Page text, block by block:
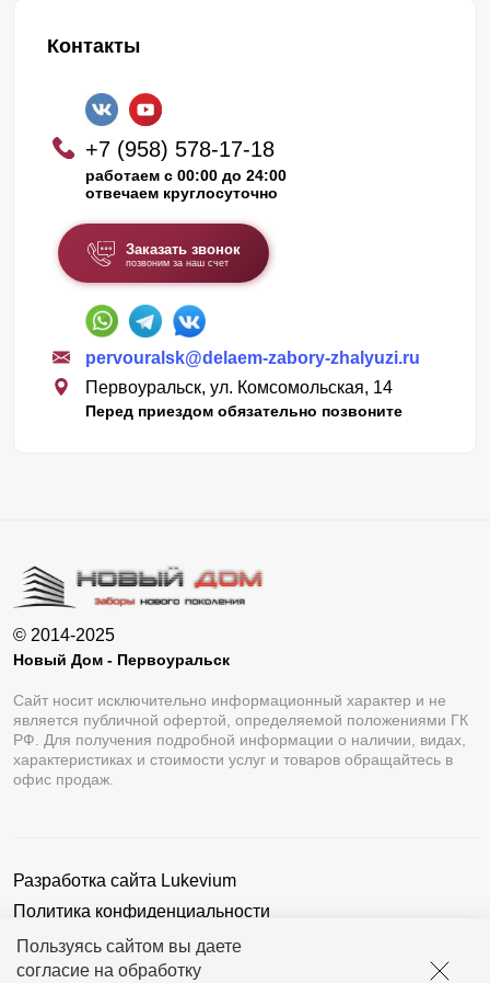
Пользуясь сайтом вы даете
согласие на обработку
Контакты
+7 (958) 578-17-18
работаем с 00:00 до 24:00
отвечаем круглосуточно
Заказать звонок
позвоним за наш счет
pervouralsk@delaem-zabory-zhalyuzi.ru
Первоуральск, ул. Комсомольская, 14
Перед приездом обязательно позвоните
© 2014-2025
Новый Дом - Первоуральск
Сайт носит исключительно информационный характер и не
является публичной офертой, определяемой положениями ГК
РФ. Для получения подробной информации о наличии, видах,
характеристиках и стоимости услуг и товаров обращайтесь в
офис продаж.
Разработка сайта Lukevium
Политика конфиденциальности
Пользовательское соглашение